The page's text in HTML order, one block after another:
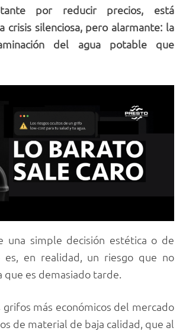
por reducir precios, está
crisis silenciosa, pero alarmante: la
del agua potable que
una simple decisión estética o de
es, en realidad, un riesgo que no
es demasiado tarde.
grifos más económicos del mercado
de material de baja calidad, que al